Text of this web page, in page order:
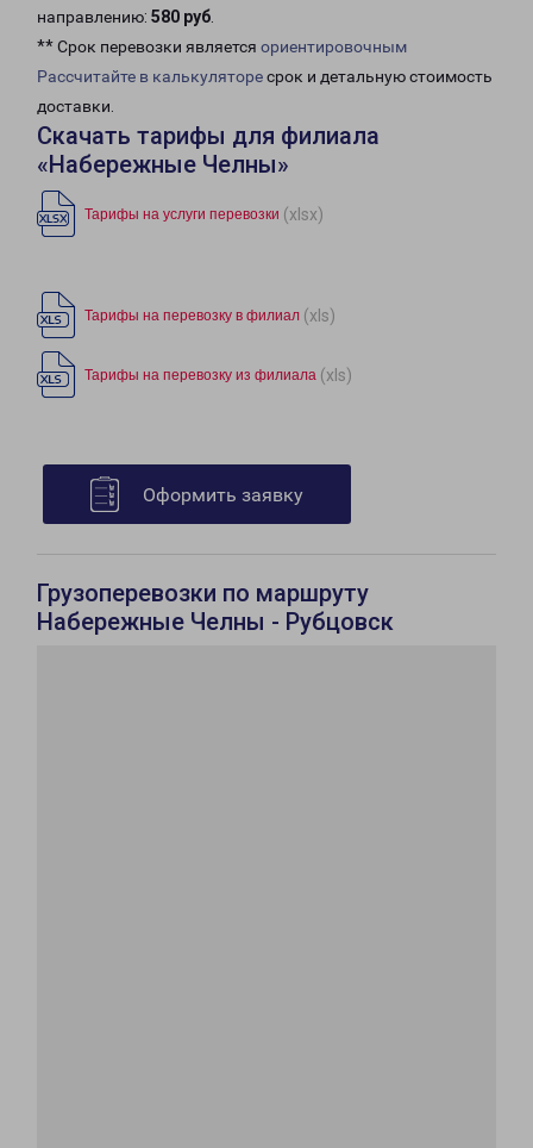
направлению: 580 руб.
** Срок перевозки является ориентировочным
Рассчитайте в калькуляторесрок и детальную стоимость
доставки.
Скачать тарифы для филиала
«Набережные Челны»
Тарифы на услуги перевозки (xlsx)
Тарифы на перевозку в филиал (xls)
Тарифы на перевозку из филиала (xls)
Оформить заявку
Грузоперевозки по маршруту
Набережные Челны - Рубцовск